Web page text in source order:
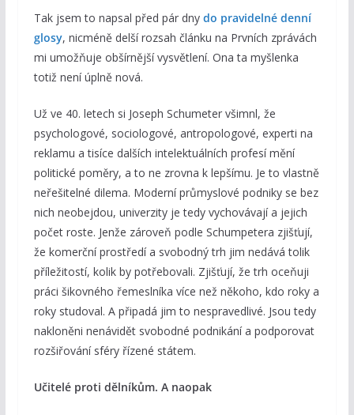
Tak jsem to napsal před pár dny do pravidelné denní
glosy, nicméně delší rozsah článku na Prvních zprávách
mi umožňuje obšírnější vysvětlení. Ona ta myšlenka
totiž není úplně nová.
Už ve 40. letech si Joseph Schumeter všimnl, že
psychologové, sociologové, antropologové, experti na
reklamu a tisíce dalších intelektuálních profesí mění
politické poměry, a to ne zrovna k lepšímu. Je to vlastně
neřešitelné dilema. Moderní průmyslové podniky se bez
nich neobejdou, univerzity je tedy vychovávají a jejich
počet roste. Jenže zároveň podle Schumpetera zjišťují,
že komerční prostředí a svobodný trh jim nedává tolik
příležitostí, kolik by potřebovali. Zjišťují, že trh oceňuji
práci šikovného řemeslníka více než někoho, kdo roky a
roky studoval. A připadá jim to nespravedlivé. Jsou tedy
nakloněni nenávidět svobodné podnikání a podporovat
rozšiřování sféry řízené státem.
Učitelé proti dělníkům. A naopak